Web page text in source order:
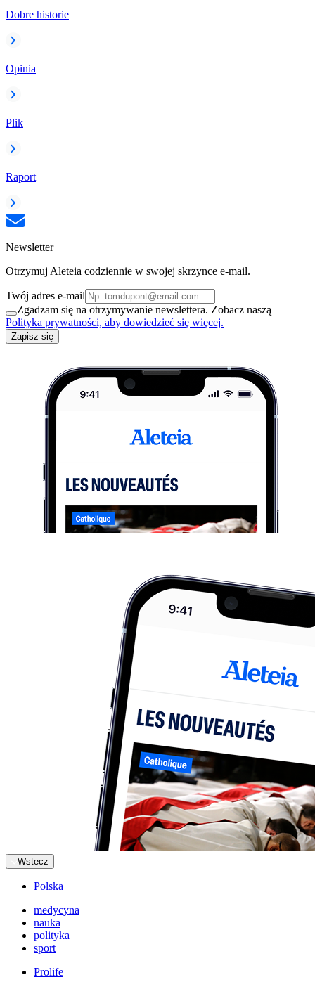
Dobre historie
Opinia
Plik
Raport
Newsletter
Otrzymuj Aleteia codziennie w swojej skrzynce e-mail.
Twój adres e-mail
Zgadzam się na otrzymywanie newslettera. Zobacz naszą
Polityka prywatności, aby dowiedzieć się więcej.
Zapisz się
Wstecz
Polska
medycyna
nauka
polityka
sport
Prolife